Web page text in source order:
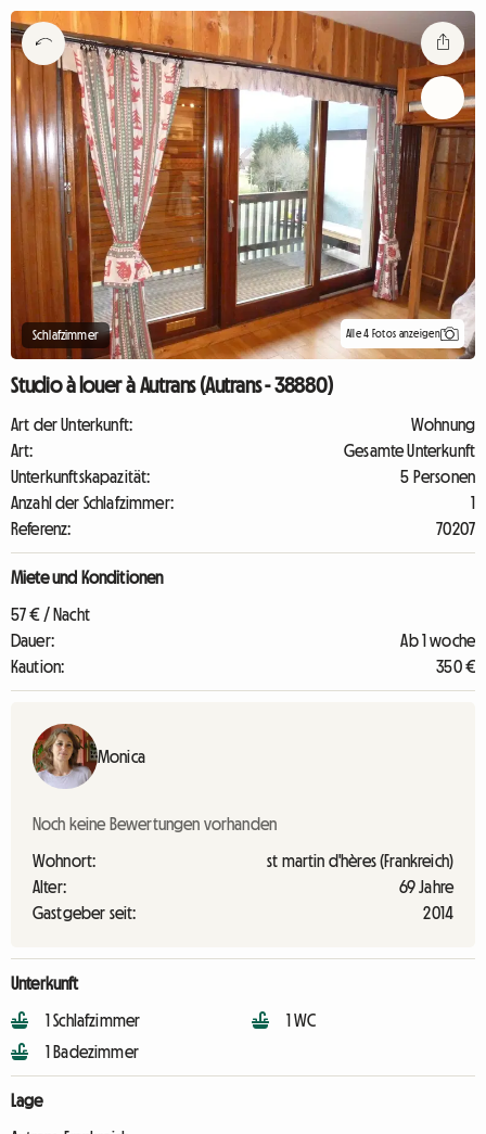
Schlafzimmer Alle 4 Fotos anzeigen
Studio à louer à Autrans (Autrans - 38880)
Art der Unterkunft:
Wohnung
Art:
Gesamte Unterkunft
Unterkunftskapazität:
5 Personen
Anzahl der Schlafzimmer:
1
Referenz:
70207
Miete und Konditionen
57 € / Nacht
Dauer:
Ab 1 woche
Kaution:
350 €
Monica
Noch keine Bewertungen vorhanden
Wohnort:
st martin d'hères (Frankreich)
Alter:
69 Jahre
Gastgeber seit:
2014
Unterkunft
1 Schlafzimmer
1 Badezimmer
1 WC
Lage